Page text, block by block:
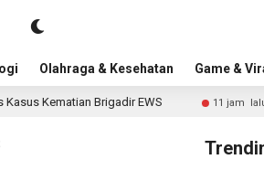
Olahraga & Kesehatan Game &
Brigadir EWS 11 jam lalu Senyum